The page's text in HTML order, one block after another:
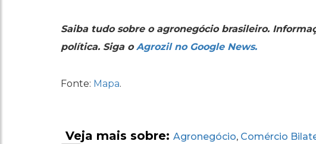
Saiba tudo sobre o agronegócio brasileiro.
política. Siga oAgrozil no Google News.
Fonte: Mapa.
Veja mais sobre: Agronegócio, Comércio